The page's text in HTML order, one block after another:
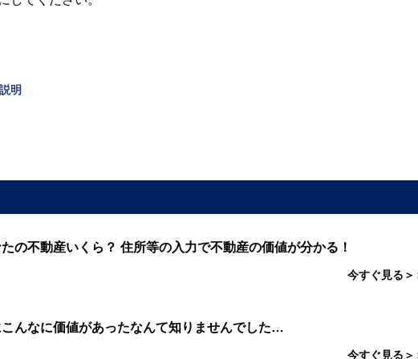
明
の不動産いくら？ 住所等の入力で不動産の価値が分かる！
今すぐ見る＞
こんなに価値があったなんて知りませんでした…
今すぐ見る＞